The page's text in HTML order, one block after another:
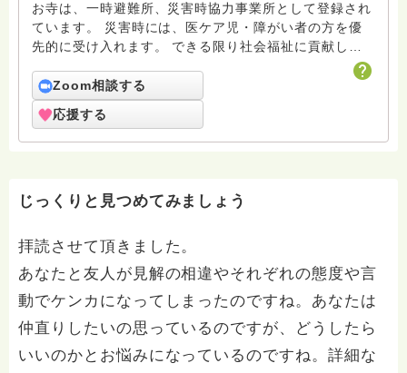
お寺は、一時避難所、災害時協力事業所として登録され
ています。 災害時には、医ケア児・障がい者の方を優
先的に受け入れます。 できる限り社会福祉に貢献した
いと考えており、社会福祉活動を「えん・てらす」と名
付け、OAKCE（親あるあいだの語らいカフェ・介護者
カフェ～えん～）、お寺deスマホ教室、えんｊｏｙ（百
歳体操・ミニらいとモルック®体験会）を行っておりま
す。 個人としては、民生委員、お寺と教会の親なきあ
Zoom相談する
応援する
じっくりと見つめてみましょう
拝読させて頂きました。
あなたと友人が見解の相違やそれぞれの態度や言
動でケンカになってしまったのですね。あなたは
仲直りしたいの思っているのですが、どうしたら
いいのかとお悩みになっているのですね。詳細な